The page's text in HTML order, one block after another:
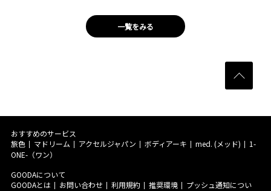
一覧をみる
おすすめのサービス
旅色
マドリーム アクセルジャパン ボディアーキ med. (メッド)
1-
ONE-（ワン）
GOODAについて
GOODAとは
お問い合わせ 利用規約 推奨環境
プッシュ通知につい